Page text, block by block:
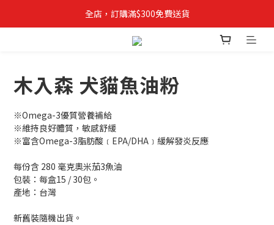
全店，訂購滿$300免費送貨
✨立即登記成為VIPETS會員📝購物儲積分, 積分當錢用
木入森 犬貓魚油粉
※Omega-3優質營養補給
※維持良好體質，敏感舒緩
※富含Omega-3脂肪酸﹝EPA/DHA﹞緩解發炎反應
每份含 280 毫克奧米茄3魚油
包裝：每盒15 / 30包。
產地：台灣
新舊裝隨機出貨。